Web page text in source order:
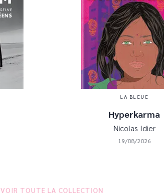
LA BLEUE
Hyperkarma
Nicolas Idier
19/08/2026
VOIR TOUTE LA COLLECTION